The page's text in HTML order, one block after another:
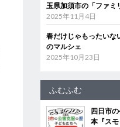
玉県加須市の「ファミ
2025年11月4日
春だけじゃもったいな
のマルシェ
2025年10月23日
ふむふむ
四日市
本『ス